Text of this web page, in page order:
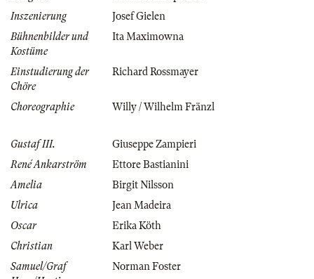
Inszenierung
Josef Gielen
Bühnenbilder und
Kostüme
Ita Maximowna
Einstudierung der
Chöre
Richard Rossmayer
Choreographie Willy / Wilhelm Fränzl
Gustaf III.
Giuseppe Zampieri
René Ankarström
Ettore Bastianini
Amelia
Birgit Nilsson
Ulrica
Jean Madeira
Oscar
Erika Köth
Christian
Karl Weber
Samuel/Graf
Norman Foster